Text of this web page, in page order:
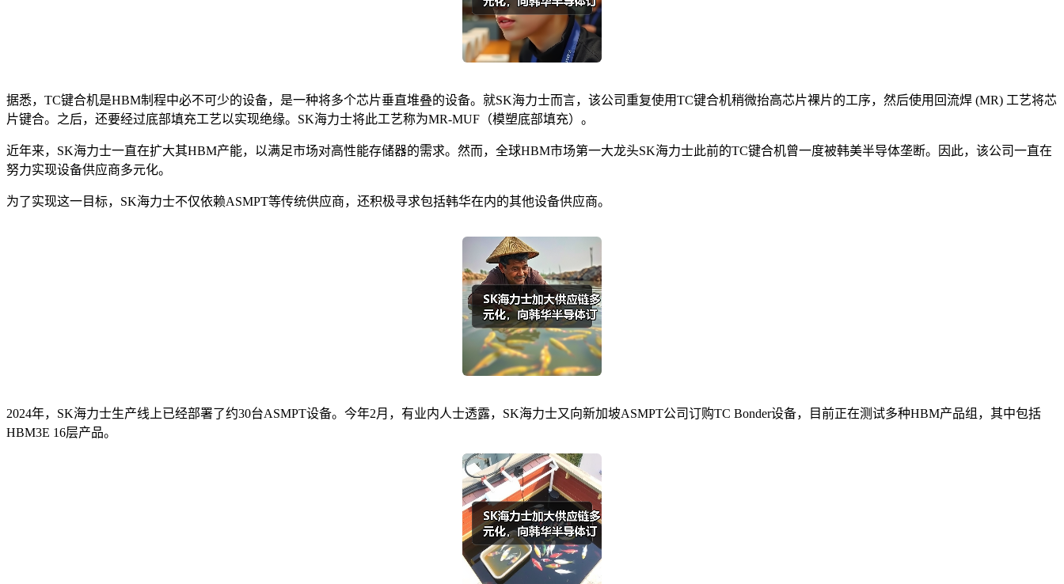
据悉，TC键合机是HBM制程中必不可少的设备，是一种将多个芯片垂直堆叠的设备。就SK海力士而言，该公司重复使用TC键合机稍微抬高芯片裸片的工序，然后使用回流焊 (MR) 工艺将芯
片键合。之后，还要经过底部填充工艺以实现绝缘。SK海力士将此工艺称为MR-MUF（模塑底部填充）。
近年来，SK海力士一直在扩大其HBM产能，以满足市场对高性能存储器的需求。然而，全球HBM市场第一大龙头SK海力士此前的TC键合机曾一度被韩美半导体垄断。因此，该公司一直在
努力实现设备供应商多元化。
为了实现这一目标，SK海力士不仅依赖ASMPT等传统供应商，还积极寻求包括韩华在内的其他设备供应商。
2024年，SK海力士生产线上已经部署了约30台ASMPT设备。今年2月，有业内人士透露，SK海力士又向新加坡ASMPT公司订购TC Bonder设备，目前正在测试多种HBM产品组，其中包括
HBM3E 16层产品。